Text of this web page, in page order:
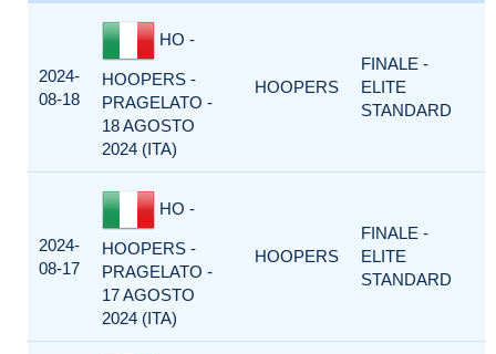
2024-
08-18
HO -
HOOPERS -
PRAGELATO -
18 AGOSTO
2024 (ITA)
HOOPERS
FINALE -
ELITE
STANDARD
2024-
08-17
HO -
HOOPERS -
PRAGELATO -
17 AGOSTO
2024 (ITA)
HOOPERS
FINALE -
ELITE
STANDARD